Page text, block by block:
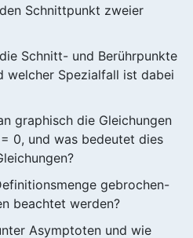
Schnittpunkt zweier
Schnitt- und Berührpunkte
welcher Spezialfall ist dabei
graphisch die Gleichungen
0, und was bedeutet dies
gebrochen-
beachtet werden?
Asymptoten und wie